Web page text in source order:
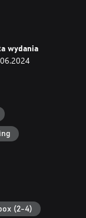
wydania
(2-4)